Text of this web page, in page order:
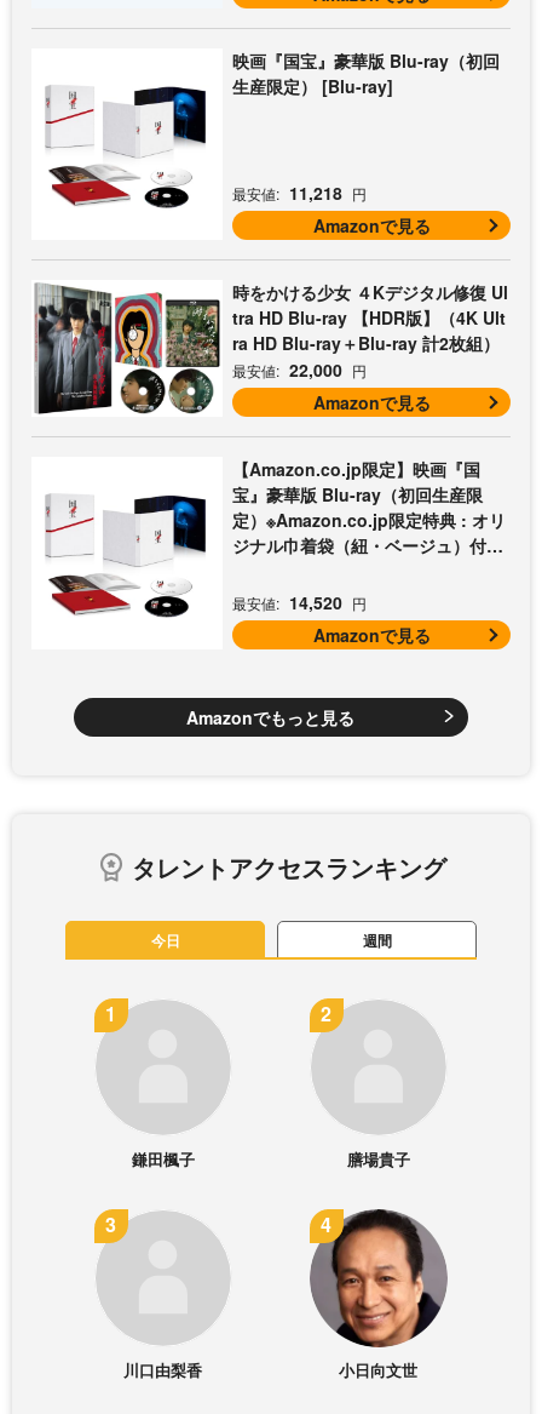
映画『国宝』豪華版 Blu-ray（初回
生産限定） [Blu-ray]
最安値: 11,218 円
Amazonで見る
時をかける少女 ４Kデジタル修復 Ul
tra HD Blu-ray 【HDR版】（4K Ult
ra HD Blu-ray＋Blu-ray 計2枚組）
最安値: 22,000 円
Amazonで見る
【Amazon.co.jp限定】映画『国
宝』豪華版 Blu-ray（初回生産限
定）※Amazon.co.jp限定特典 : オリ
ジナル巾着袋（紐・ベージュ）付き
最安値: 14,520 円
Amazonで見る
Amazonでもっと見る
タレントアクセスランキング
今日 週間
鎌田楓子 膳場貴子
川口由梨香 小日向文世